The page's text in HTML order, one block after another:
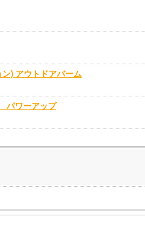
ン) アウトドアバーム
パワーアップ